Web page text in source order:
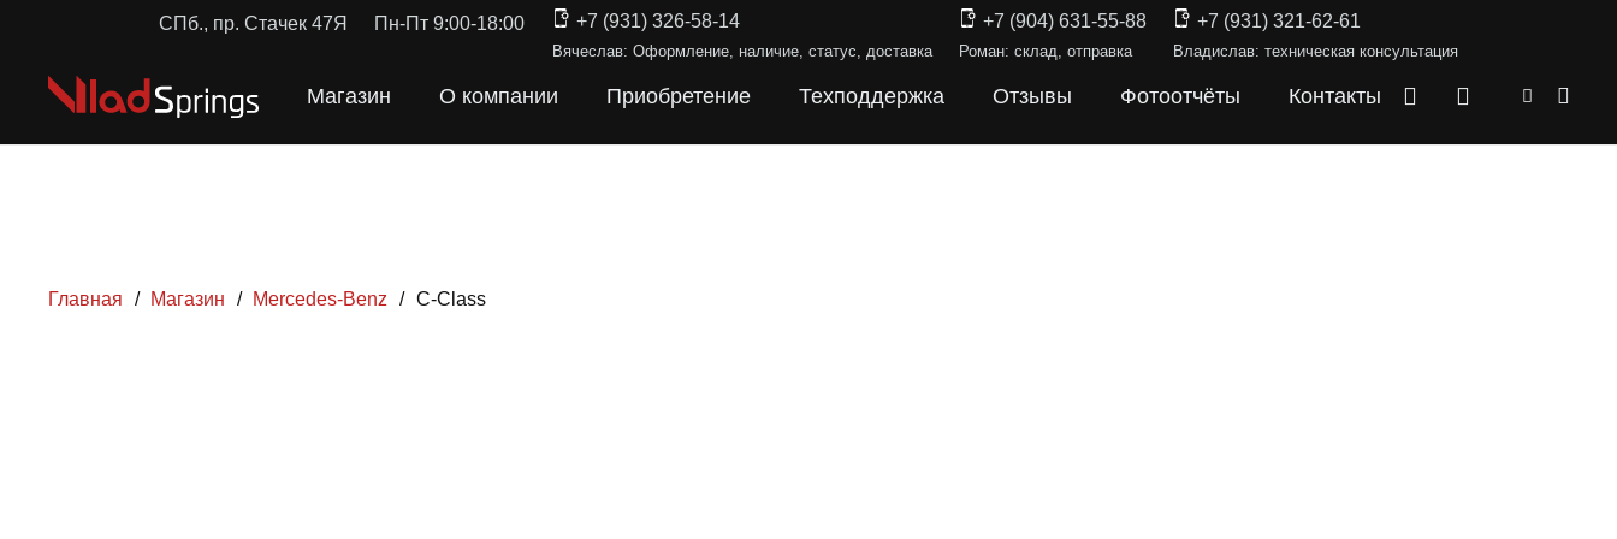
СПб., пр. Стачек 47Я Пн-Пт 9:00-18:00 +7 (931) 326-58-14
Вячеслав: Оформление, наличие, статус, доставка
+7 (904) 631-55-88
Роман: склад, отправка
+7 (931) 321-62-61
Владислав: техническая консультация
Магазин О компании Приобретение Техподдержка Отзывы Фотоотчёты Контакты
Главная / Магазин / Mercedes-Benz / C-Class